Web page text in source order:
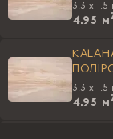
3.3 x 1.5
4.95 м
3.3 x 1.5
4.95 м